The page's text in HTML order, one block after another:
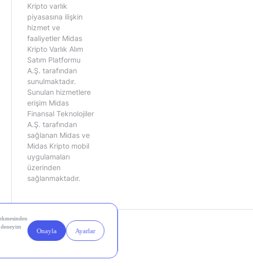
Kripto varlık
piyasasına ilişkin
hizmet ve
faaliyetler Midas
Kripto Varlık Alım
Satım Platformu
A.Ş. tarafından
sunulmaktadır.
Sunulan hizmetlere
erişim Midas
Finansal Teknolojiler
A.Ş. tarafından
sağlanan Midas ve
Midas Kripto mobil
uygulamaları
üzerinden
sağlanmaktadır.
Yasal
Çerez